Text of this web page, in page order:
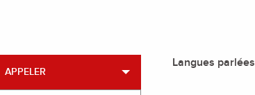
APPELER
Langues parlées
Langues parlées